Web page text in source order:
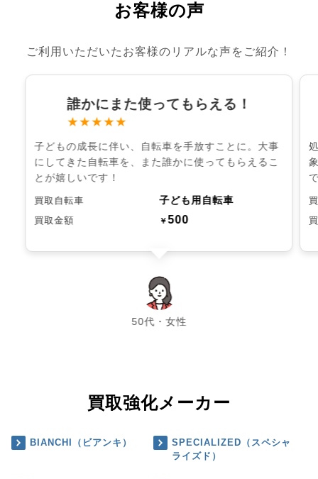
お客様の声
ご利用いただいたお客様のリアルな声をご紹介！
誰かにまた使ってもらえる！
★★★★★
子どもの成長に伴い、自転車を手放すことに。大事
にしてきた自転車を、また誰かに使ってもらえるこ
とが嬉しいです！
買取自転車 子ども用自転車
買取金額 ￥500
50代・女性
chevron_left chevron_right
買取強化メーカー
BIANCHI（ビアンキ）
SPECIALIZED（スペシャ
ライズド）